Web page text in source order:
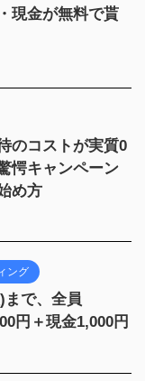
現金が無料で貰
のコストが実質0
愕キャンペーン
め方
ング
まで、全員
円＋現金1,000円